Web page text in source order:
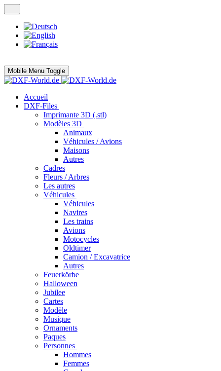
Mobile Menu Toggle
Accueil
DXF-Files
Imprimante 3D (.stl)
Modèles 3D
Animaux
Véhicules / Avions
Maisons
Autres
Cadres
Fleurs / Arbres
Les autres
Véhicules
Véhicules
Navires
Les trains
Avions
Motocycles
Oldtimer
Camion / Excavatrice
Autres
Feuerkörbe
Halloween
Jubilee
Cartes
Modèle
Musique
Ornaments
Paques
Personnes
Hommes
Femmes